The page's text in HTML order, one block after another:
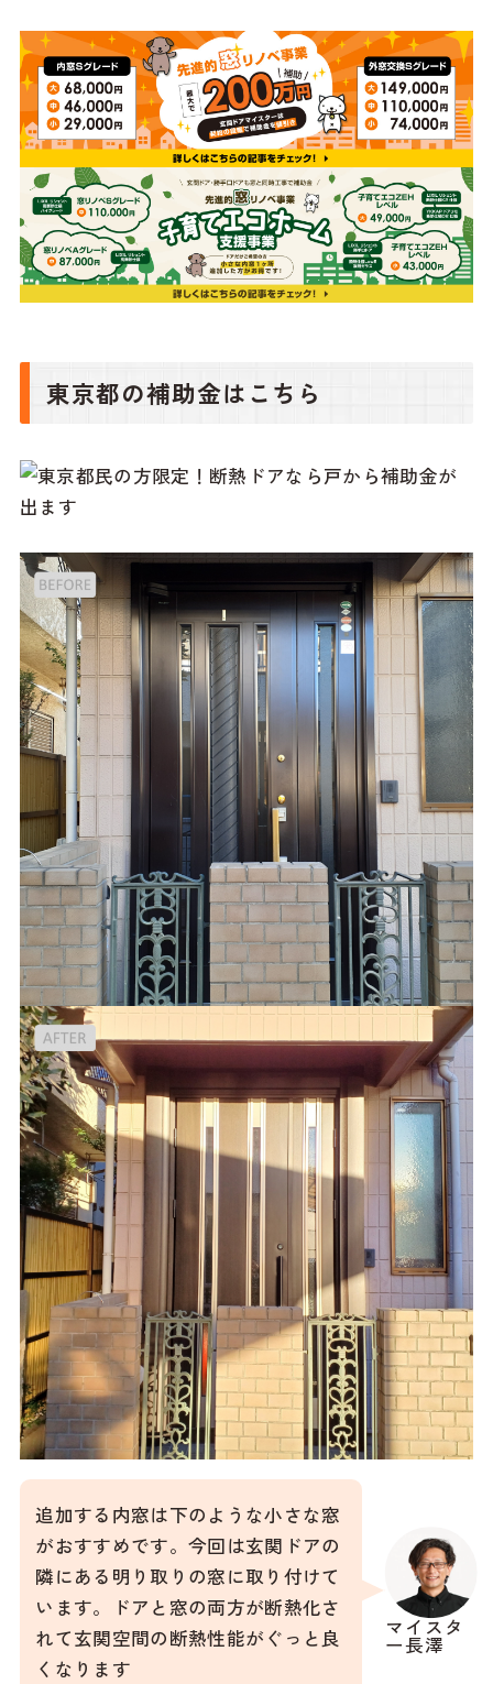
東京都の補助金はこちら
マイスタ
ー長澤
追加する内窓は下のような小さな窓
がおすすめです。今回は玄関ドアの
隣にある明り取りの窓に取り付けて
います。ドアと窓の両方が断熱化さ
れて玄関空間の断熱性能がぐっと良
くなります